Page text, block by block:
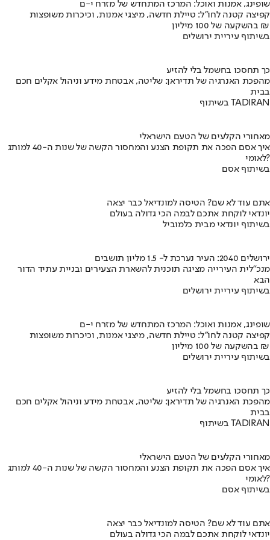
שופינג, אמנות ואוכל: המרכז המתחדש של מזרח י-ם
קפיצה קטנה לחו"ל: טיילת חדשה, מיצגי אמנות, וכיכרות משופצות
בהשקעה של 100 מיליון ₪
בשיתוף עיריית ירושלים
כך תחסכו בחשמל בלי להזיע
מהפכת האנרגיה של תדיראן: שליטה, אבטחת מידע וניהול אקלים חכם
בבית
בשיתוף TADIRAN
מאחורי הקלעים של הטעם הישראלי
איך אסם הפכה את תקופת הצנע והמחסור הקשה של שנות ה-40 למותג
לאומי?
בשיתוף אסם
אתם עוד לא שם? הטיסה למונדיאל כבר יצאה
יונדאי לוקחת אתכם לבמה הכי גדולה בעולם
בשיתוף יונדאי מבית כלמוביל
ירושלים 2040: העיר נערכת ל- 1.5 מליון תושבים
מנכ"לית העירייה מציגה תוכנית להשארת הצעירים ובניית עתיד הדור
הבא
בשיתוף עיריית ירושלים
שופינג, אמנות ואוכל: המרכז המתחדש של מזרח י-ם
קפיצה קטנה לחו"ל: טיילת חדשה, מיצגי אמנות, וכיכרות משופצות
בהשקעה של 100 מיליון ₪
בשיתוף עיריית ירושלים
כך תחסכו בחשמל בלי להזיע
מהפכת האנרגיה של תדיראן: שליטה, אבטחת מידע וניהול אקלים חכם
בבית
בשיתוף TADIRAN
מאחורי הקלעים של הטעם הישראלי
איך אסם הפכה את תקופת הצנע והמחסור הקשה של שנות ה-40 למותג
לאומי?
בשיתוף אסם
אתם עוד לא שם? הטיסה למונדיאל כבר יצאה
יונדאי לוקחת אתכם לבמה הכי גדולה בעולם